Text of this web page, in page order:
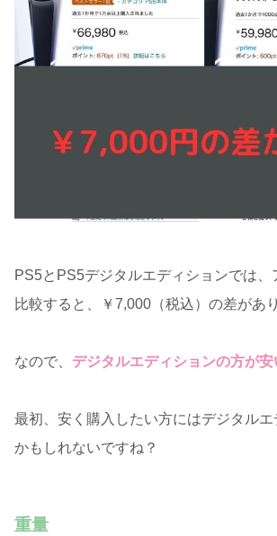
PS5とPS5デジタルエディションでは、
比較すると、￥7,000（税込）の差があ
なので、 デジタルエディションの方が安
最初、安く購入したい方にはデジタル
かもしれないですね？
重量